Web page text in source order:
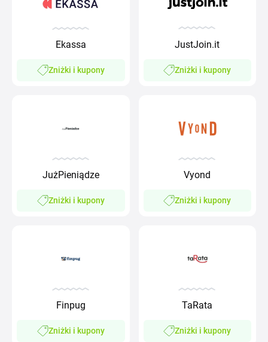
Ekassa
Zniżki i kupony
JustJoin.it
Zniżki i kupony
JużPieniądze
Zniżki i kupony
Vyond
Zniżki i kupony
Finpug
Zniżki i kupony
TaRata
Zniżki i kupony